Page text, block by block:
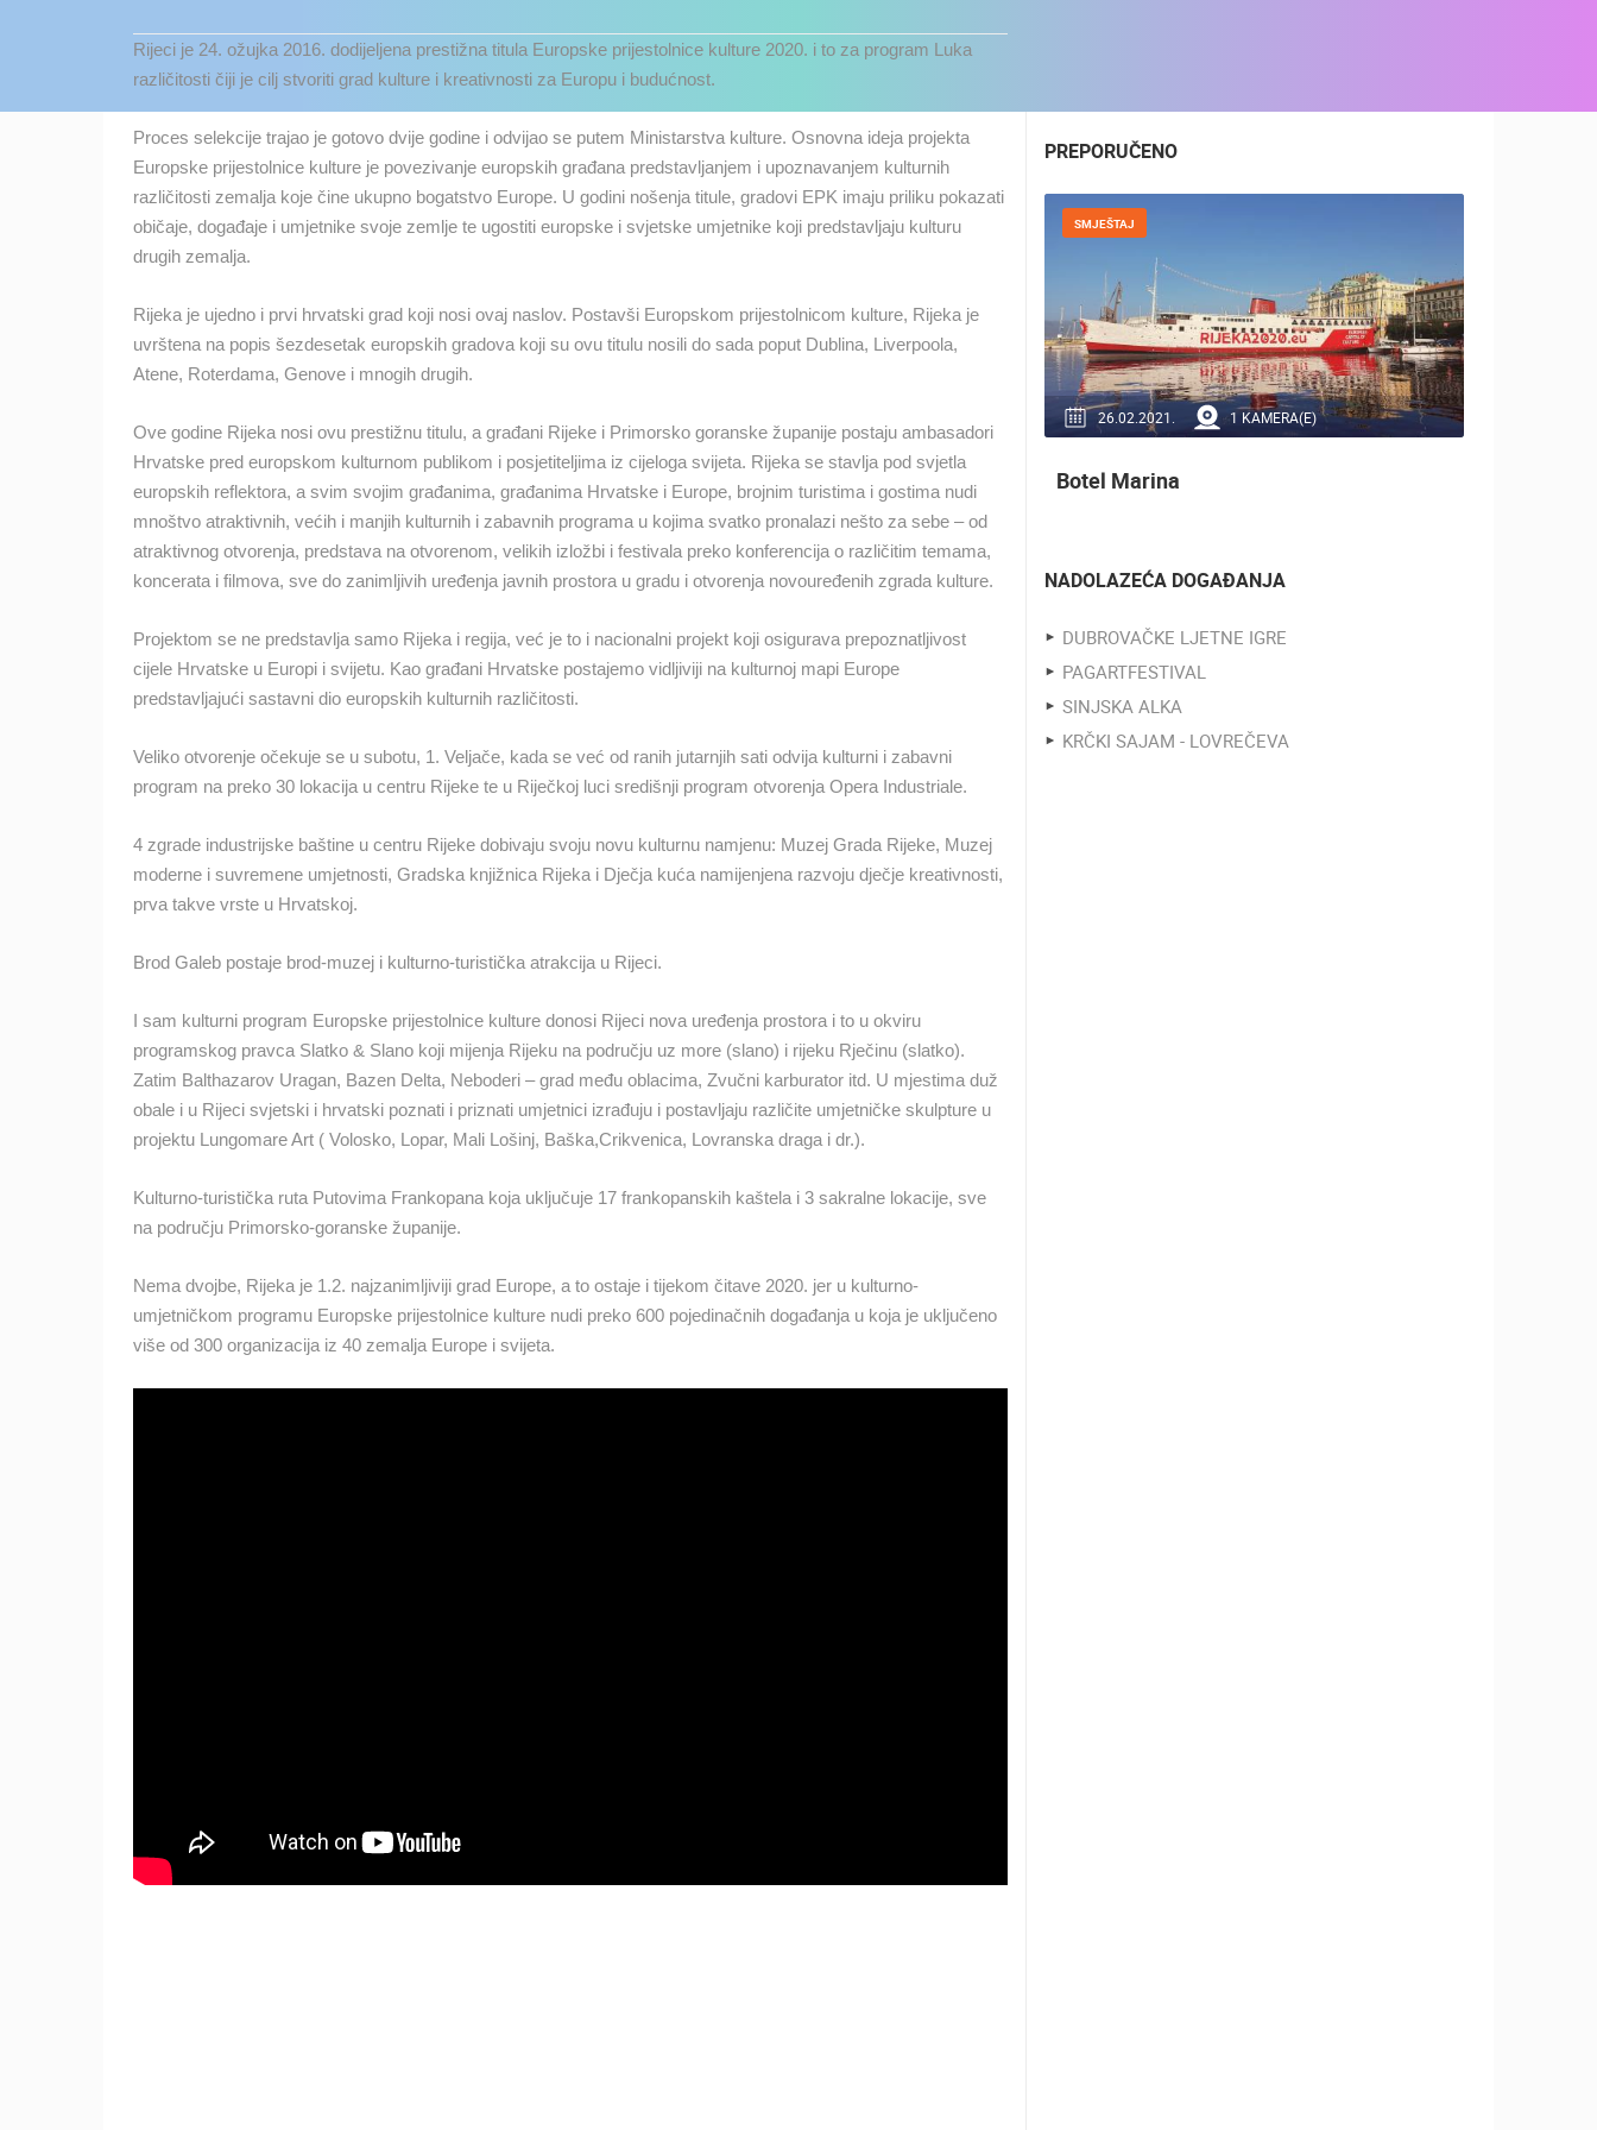
NAS
NAGRADE I
PRIZNANJA
DONACIJE
ZA NOVE
KAMERE
TERMS OF
PRIVACY
POLICY
BANERI
NAJNOVIJE KAMERE
UŽIVO 0 GLEDATELJ(A)
BOL, PLAŽA POTOČINE I PLAŽA
BOL
UŽIVO 0 GLEDATELJ(A)
BOL NA BRAČU PLAŽA ZLATNI RAT
BOL
UŽIVO 0 GLEDATELJ(A)
MRKOPALJ SKIJALIŠTE ČELIMBAŠA
MRKOPALJ
KATEGORIJE KAMERA
NAJBOLJE S WEBA GRADOVI I MJESTA HD - OKRETNE KAMERE
Rijeci je 24. ožujka 2016. dodijeljena prestižna titula Europske prijestolnice kulture 2020. i to za program Luka
različitosti čiji je cilj stvoriti grad kulture i kreativnosti za Europu i budućnost.
Proces selekcije trajao je gotovo dvije godine i odvijao se putem Ministarstva kulture. Osnovna ideja projekta
Europske prijestolnice kulture je povezivanje europskih građana predstavljanjem i upoznavanjem kulturnih
različitosti zemalja koje čine ukupno bogatstvo Europe. U godini nošenja titule, gradovi EPK imaju priliku pokazati
običaje, događaje i umjetnike svoje zemlje te ugostiti europske i svjetske umjetnike koji predstavljaju kulturu
drugih zemalja.
Rijeka je ujedno i prvi hrvatski grad koji nosi ovaj naslov. Postavši Europskom prijestolnicom kulture, Rijeka je
uvrštena na popis šezdesetak europskih gradova koji su ovu titulu nosili do sada poput Dublina, Liverpoola,
Atene, Roterdama, Genove i mnogih drugih.
Ove godine Rijeka nosi ovu prestižnu titulu, a građani Rijeke i Primorsko goranske županije postaju ambasadori
Hrvatske pred europskom kulturnom publikom i posjetiteljima iz cijeloga svijeta. Rijeka se stavlja pod svjetla
europskih reflektora, a svim svojim građanima, građanima Hrvatske i Europe, brojnim turistima i gostima nudi
mnoštvo atraktivnih, većih i manjih kulturnih i zabavnih programa u kojima svatko pronalazi nešto za sebe – od
atraktivnog otvorenja, predstava na otvorenom, velikih izložbi i festivala preko konferencija o različitim temama,
koncerata i filmova, sve do zanimljivih uređenja javnih prostora u gradu i otvorenja novouređenih zgrada kulture.
Projektom se ne predstavlja samo Rijeka i regija, već je to i nacionalni projekt koji osigurava prepoznatljivost
cijele Hrvatske u Europi i svijetu. Kao građani Hrvatske postajemo vidljiviji na kulturnoj mapi Europe
predstavljajući sastavni dio europskih kulturnih različitosti.
Veliko otvorenje očekuje se u subotu, 1. Veljače, kada se već od ranih jutarnjih sati odvija kulturni i zabavni
program na preko 30 lokacija u centru Rijeke te u Riječkoj luci središnji program otvorenja Opera Industriale.
4 zgrade industrijske baštine u centru Rijeke dobivaju svoju novu kulturnu namjenu: Muzej Grada Rijeke, Muzej
moderne i suvremene umjetnosti, Gradska knjižnica Rijeka i Dječja kuća namijenjena razvoju dječje kreativnosti,
prva takve vrste u Hrvatskoj.
Brod Galeb postaje brod-muzej i kulturno-turistička atrakcija u Rijeci.
I sam kulturni program Europske prijestolnice kulture donosi Rijeci nova uređenja prostora i to u okviru
programskog pravca Slatko & Slano koji mijenja Rijeku na području uz more (slano) i rijeku Rječinu (slatko).
Zatim Balthazarov Uragan, Bazen Delta, Neboderi – grad među oblacima, Zvučni karburator itd. U mjestima duž
obale i u Rijeci svjetski i hrvatski poznati i priznati umjetnici izrađuju i postavljaju različite umjetničke skulpture u
projektu Lungomare Art ( Volosko, Lopar, Mali Lošinj, Baška,Crikvenica, Lovranska draga i dr.).
Kulturno-turistička ruta Putovima Frankopana koja uključuje 17 frankopanskih kaštela i 3 sakralne lokacije, sve
na području Primorsko-goranske županije.
Nema dvojbe, Rijeka je 1.2. najzanimljiviji grad Europe, a to ostaje i tijekom čitave 2020. jer u kulturno-
umjetničkom programu Europske prijestolnice kulture nudi preko 600 pojedinačnih događanja u koja je uključeno
više od 300 organizacija iz 40 zemalja Europe i svijeta.
PREPORUČENO
26.02.2021. 1 KAMERA(E)
SMJEŠTAJ
Botel Marina
NADOLAZEĆA DOGAĐANJA
DUBROVAČKE LJETNE IGRE
PAGARTFESTIVAL
SINJSKA ALKA
KRČKI SAJAM - LOVREČEVA